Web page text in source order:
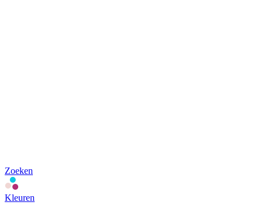
Zoeken
Kleuren